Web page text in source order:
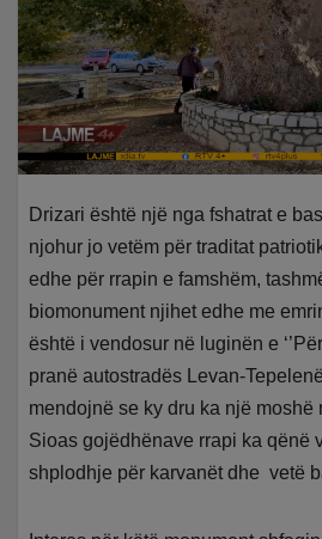
Drizari është një nga fshatrat e
njohur jo vetëm për traditat
edhe për rrapin e famshëm,
biomonument njihet edhe me
është i vendosur në luginën e
pranë autostradës Levan-
mendojnë se ky dru ka një moshë
Sioas gojëdhënave rrapi ka qënë
shplodhje për karvanët dhe vetë